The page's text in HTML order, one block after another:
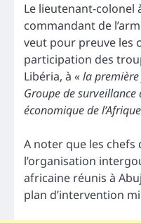
Le lieutenant-colonel
commandant de
veut pour preuve les
participation des
Libéria, à « la
Groupe de
économique de
A noter que les chefs
l’organisation
africaine réunis à
plan d’intervention